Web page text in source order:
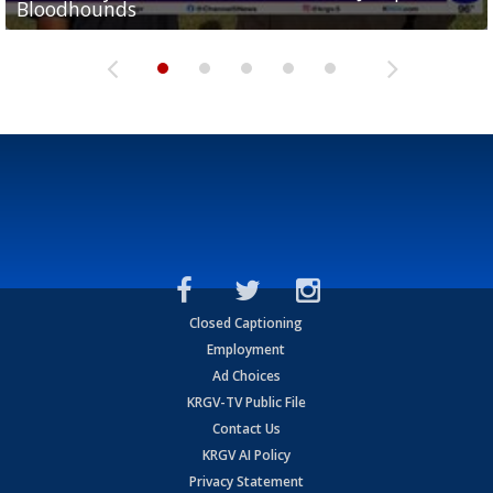
Bloodhounds
Bloodhounds
Two-a-Day Tour 2026: Sharyland Rattlers
Tavian Cord
Two-a-Day Tour 2026: Raymondville Bearkats
Closed Captioning
Employment
Ad Choices
KRGV-TV Public File
Contact Us
KRGV AI Policy
Privacy Statement